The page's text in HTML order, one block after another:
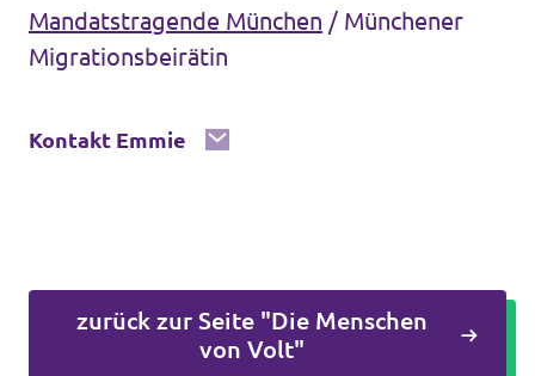
Transparenz
Mandatstragende München / Münchener
Migrationsbeirätin
Kontakt Emmie
zurück zur Seite "Die Menschen
von Volt"